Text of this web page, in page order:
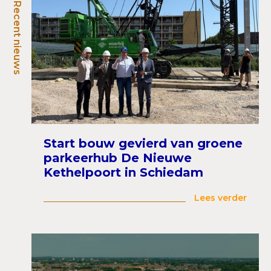
Recent nieuws
Start bouw gevierd van groene
parkeerhub De Nieuwe
Kethelpoort in Schiedam
Lees verder